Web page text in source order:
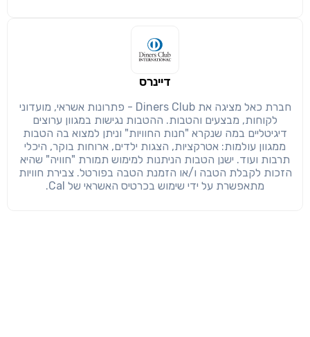
דיינרס
חברת כאל מציגה את Diners Club - פתרונות אשראי, מועדוני
לקוחות, מבצעים והטבות. ההטבות נגישות במגוון ערוצים
דיגיטליים במה שנקרא "חנות החוויות" וניתן למצוא בה הטבות
ממגוון עולמות: אטרקציות, הצגות ילדים, ארוחות בוקר, היכלי
תרבות ועוד. ישנן הטבות הניתנות למימוש תמורת "חוויה" שהיא
הזכות לקבלת הטבה ו/או הזמנת הטבה בפורטל. צבירת חוויות
מתאפשרת על ידי שימוש בכרטיס האשראי של Cal.